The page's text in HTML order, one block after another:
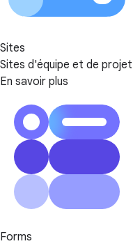
Sites
Sites d'équipe et de projet
En savoir plus
Forms